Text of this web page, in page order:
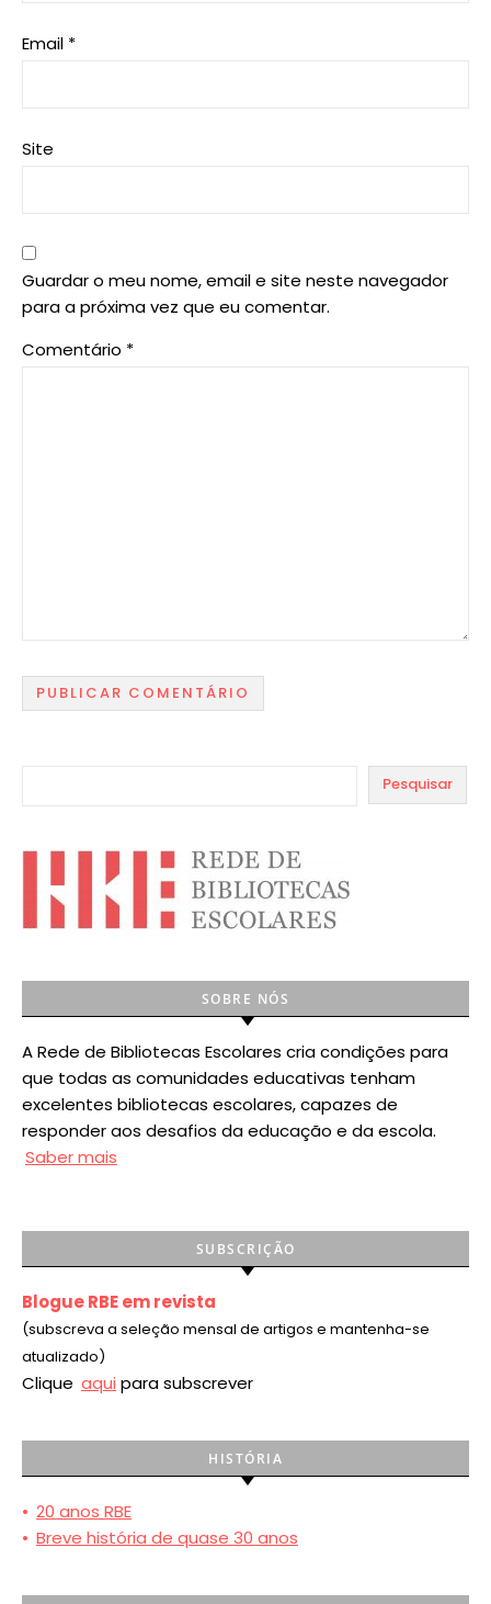
Email *
Site
Guardar o meu nome, email e site neste navegador
para a próxima vez que eu comentar.
Comentário *
Pesquisar
SOBRE NÓS
A Rede de Bibliotecas Escolares cria condições para
que todas as comunidades educativas tenham
excelentes bibliotecas escolares, capazes de
responder aos desafios da educação e da escola.
Saber mais
SUBSCRIÇÃO
Blogue RBE em revista
(subscreva a seleção mensal de artigos e mantenha-se
atualizado)
Clique aqui para subscrever
HISTÓRIA
• 20 anos RBE
• Breve história de quase 30 anos